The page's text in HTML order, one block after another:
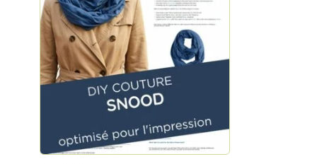
w
w
f
e
w
w
.
i
t